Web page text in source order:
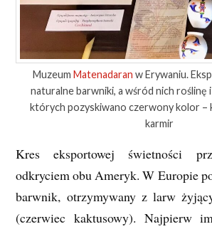
Muzeum Matenadaran w Erywaniu.
naturalne barwniki, a wśród nich roślinę
których pozyskiwano czerwony kolor –
karmir
Kres eksportowej świetności
odkryciem obu Ameryk. W Europie
barwnik, otrzymywany z larw
(czerwiec kaktusowy). Najpierw